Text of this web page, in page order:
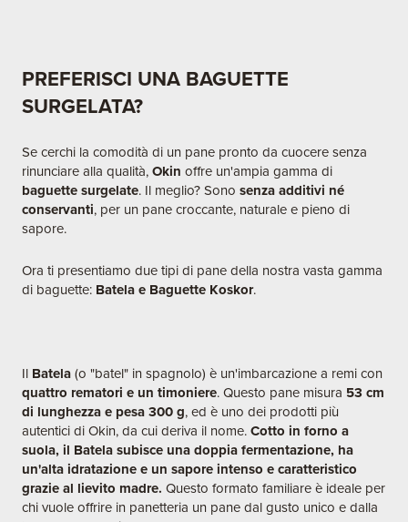
PREFERISCI UNA BAGUETTE
SURGELATA?
Se cerchi la comodità di un pane pronto da cuocere senza
rinunciare alla qualità, Okin offre un'ampia gamma di
baguette surgelate. Il meglio? Sono senza additivi né
conservanti, per un pane croccante, naturale e pieno di
sapore.
Ora ti presentiamo due tipi di pane della nostra vasta gamma
di baguette: Batela e Baguette Koskor.
Il Batela (o "batel" in spagnolo) è un'imbarcazione a remi con
quattro rematori e un timoniere. Questo pane misura 53 cm
di lunghezza e pesa 300 g, ed è uno dei prodotti più
autentici di Okin, da cui deriva il nome. Cotto in forno a
suola, il Batela subisce una doppia fermentazione, ha
un'alta idratazione e un sapore intenso e caratteristico
grazie al lievito madre. Questo formato familiare è ideale per
chi vuole offrire in panetteria un pane dal gusto unico e dalla